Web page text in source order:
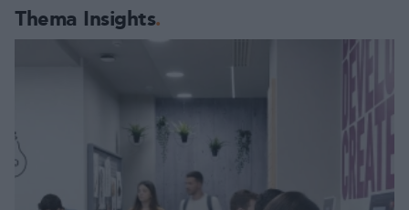
Thema Insights